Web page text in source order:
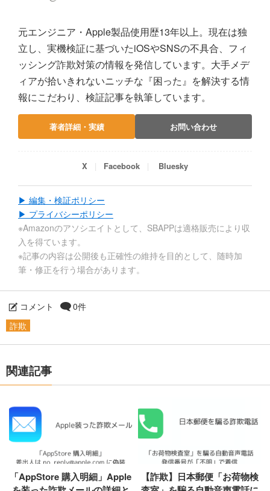
元エンジニア・Apple製品使用歴13年以上。現在は独
立し、実機検証に基づいたiOSやSNSの不具合、フィ
ッシング詐欺対策の情報を発信しています。大手メデ
ィアが拾いきれないニッチな『困った』を解決する情
報にこだわり、検証記事を執筆しています。
著者詳細・実績 お問い合わせ
X Facebook Bluesky
▶ 編集・検証ポリシー
▶ プライバシーポリシー
※Amazonのアソシエイトとして、SBAPPは適格販売により収
入を得ています。
※記事の内容は公開後も正確性の維持を目的として、随時加
筆・修正を行う場合があります。
コメント
0件
詐欺
関連記事
「AppStore 購入明細」Apple
【詐欺】日本郵便「お荷物検